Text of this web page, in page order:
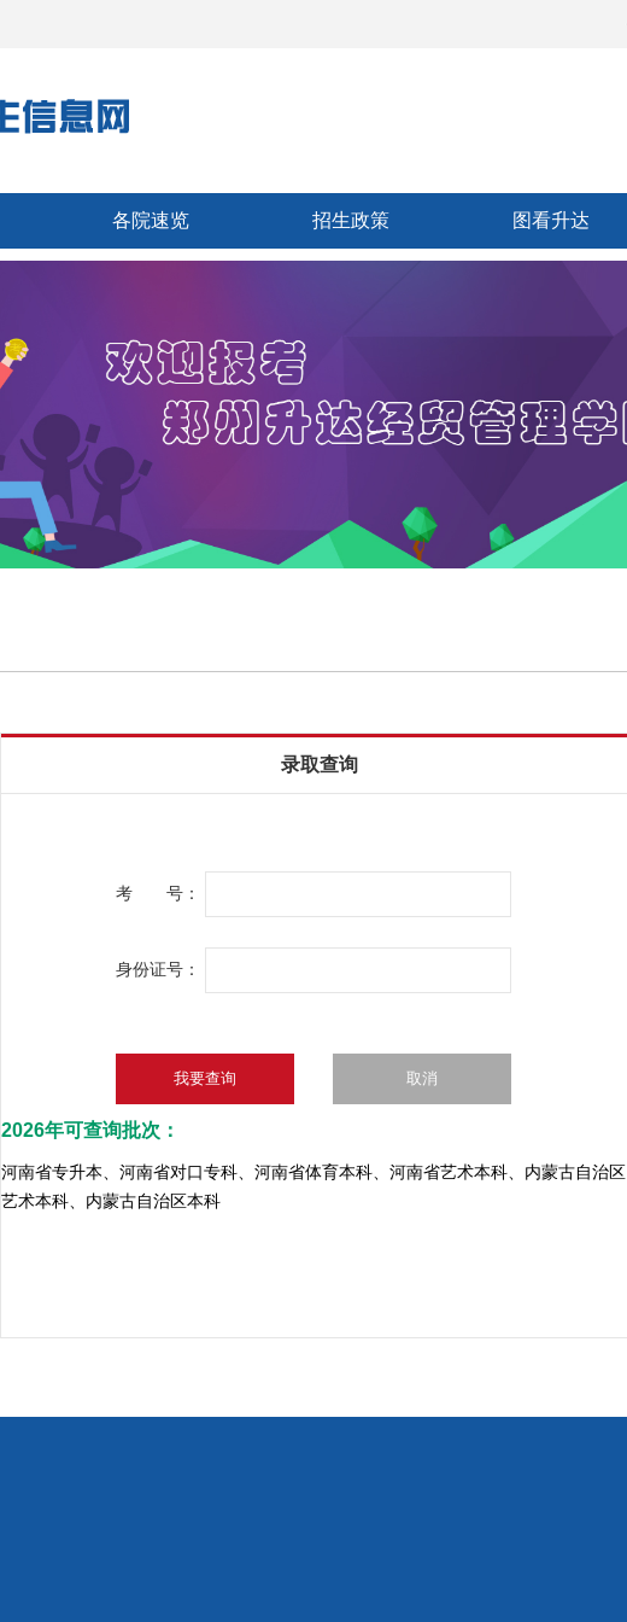
各院速览 招生政策 图看升达
录取查询
考 号：
身份证号：
2026年可查询批次：
河南省专升本、河南省对口专科、河南省体育本科、河南省艺术本科、内蒙古自治区
艺术本科、内蒙古自治区本科